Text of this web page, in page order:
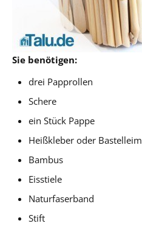
Sie benötigen:
drei Papprollen
Schere
ein Stück Pappe
Heißkleber oder Bastelleim
Bambus
Eisstiele
Naturfaserband
Stift